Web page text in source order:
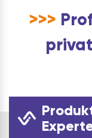
>>>